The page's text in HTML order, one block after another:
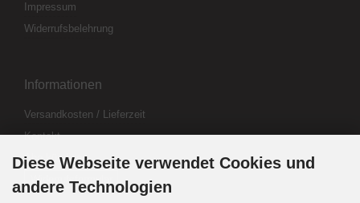
Impressum
Widerrufsbelehrung
Informationen
Versandkosten / Lieferzeit
Kontakt
Abo kündigen
Widerrufsformular
Diese Webseite verwendet Cookies und
andere Technologien